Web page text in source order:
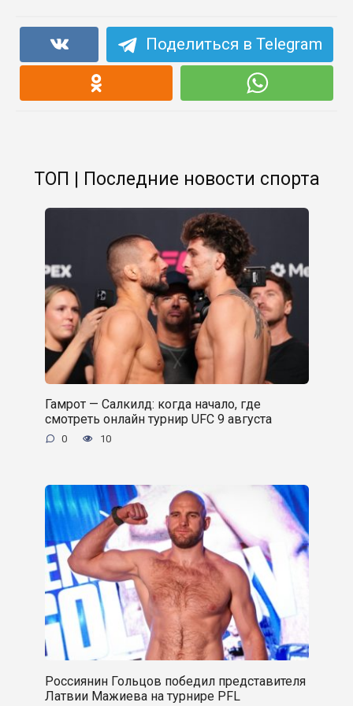
Поделиться в Telegram
ТОП | Последние новости спорта
Гамрот — Салкилд: когда начало, где
смотреть онлайн турнир UFC 9 августа
0 10
Россиянин Гольцов победил представителя
Латвии Мажиева на турнире PFL